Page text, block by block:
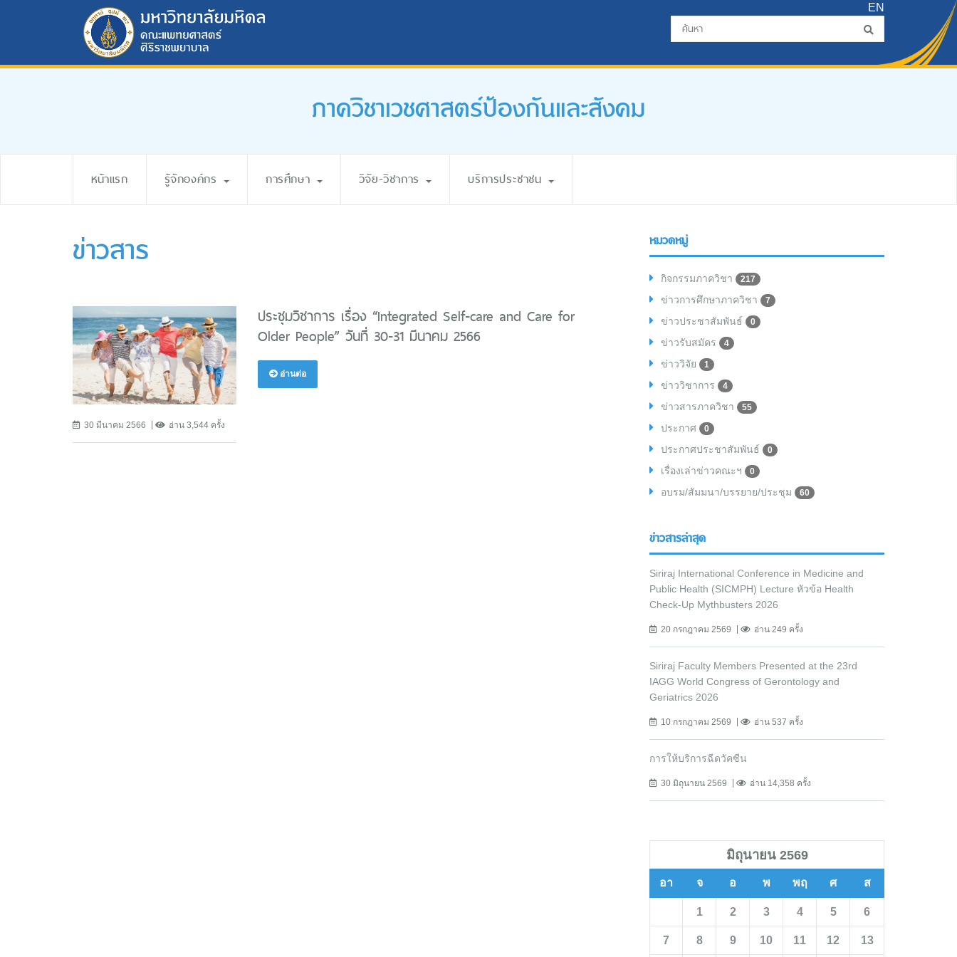
EN
ภาควิชาเวชศาสตร์ป้องกันและสังคม
หน้าแรก รู้จักองค์กร การศึกษา วิจัย-วิชาการ บริการประชาชน
ข่าวสาร
30 มีนาคม 2566 อ่าน 3,544 ครั้ง
ประชุมวิชาการ เรื่อง “Integrated Self-care and Care for
Older People” วันที่ 30-31 มีนาคม 2566
อ่านต่อ
หมวดหมู่
กิจกรรมภาควิชา 217
ข่าวการศึกษาภาควิชา 7
ข่าวประชาสัมพันธ์ 0
ข่าวรับสมัคร 4
ข่าววิจัย 1
ข่าววิชาการ 4
ข่าวสารภาควิชา 55
ประกาศ 0
ประกาศประชาสัมพันธ์ 0
เรื่องเล่าข่าวคณะฯ 0
อบรม/สัมมนา/บรรยาย/ประชุม 60
ข่าวสารล่าสุด
Siriraj International Conference in Medicine and
Public Health (SICMPH) Lecture หัวข้อ Health
Check-Up Mythbusters 2026
20 กรกฎาคม 2569 อ่าน 249 ครั้ง
Siriraj Faculty Members Presented at the 23rd
IAGG World Congress of Gerontology and
Geriatrics 2026
10 กรกฎาคม 2569 อ่าน 537 ครั้ง
การให้บริการฉีดวัคซีน
30 มิถุนายน 2569 อ่าน 14,358 ครั้ง
มิถุนายน 2569
อา จ อ พ พฤ ศ ส
1 2 3 4 5 6
7 8 9 10 11 12 13